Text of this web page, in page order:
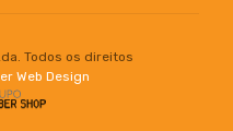
Todos os direitos
Web Design